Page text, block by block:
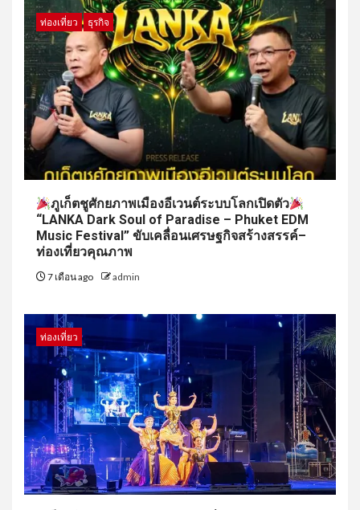
ท่องเที่ยว ธุรกิจ
ภูเก็ตชูศักยภาพเมืองอีเวนต์ระบบโลกเปิดตัว
“LANKA Dark Soul of Paradise – Phuket EDM
Music Festival” ขับเคลื่อนเศรษฐกิจสร้างสรรค์–
ท่องเที่ยวคุณภาพ
7 เดือน ago admin
ท่องเที่ยว